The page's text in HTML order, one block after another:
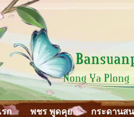
ก พชร พูดคุย กระดานส